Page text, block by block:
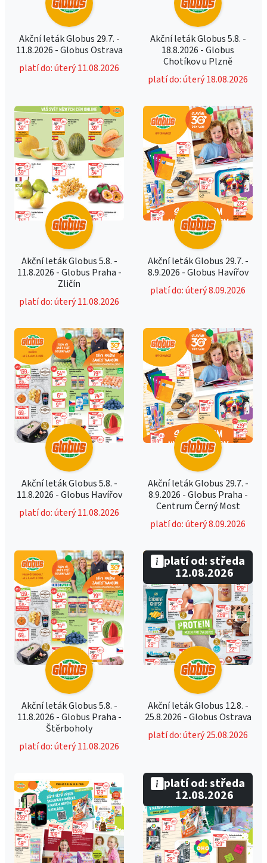
Akční leták Globus 29.7. -
11.8.2026 - Globus Ostrava
platí do: úterý 11.08.2026
Akční leták Globus 5.8. -
18.8.2026 - Globus
Chotíkov u Plzně
platí do: úterý 18.08.2026
Akční leták Globus 5.8. -
11.8.2026 - Globus Praha -
Zličín
platí do: úterý 11.08.2026
Akční leták Globus 29.7. -
8.9.2026 - Globus Havířov
platí do: úterý 8.09.2026
Akční leták Globus 5.8. -
11.8.2026 - Globus Havířov
platí do: úterý 11.08.2026
Akční leták Globus 29.7. -
8.9.2026 - Globus Praha -
Centrum Černý Most
platí do: úterý 8.09.2026
Akční leták Globus 5.8. -
11.8.2026 - Globus Praha -
Štěrboholy
platí do: úterý 11.08.2026
Akční leták Globus 12.8. -
25.8.2026 - Globus Ostrava
platí do: úterý 25.08.2026
platí od: středa
12.08.2026
platí od: středa
12.08.2026